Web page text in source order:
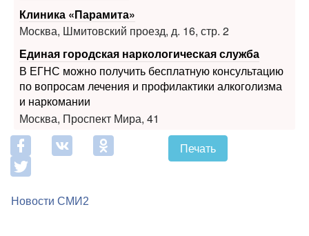
Клиника «Парамита»
Москва, Шмитовский проезд, д. 16, стр. 2
Единая городская наркологическая служба
В ЕГНС можно получить бесплатную консультацию
по вопросам лечения и профилактики алкоголизма
и наркомании
Москва, Проспект Мира, 41
Печать
Новости СМИ2